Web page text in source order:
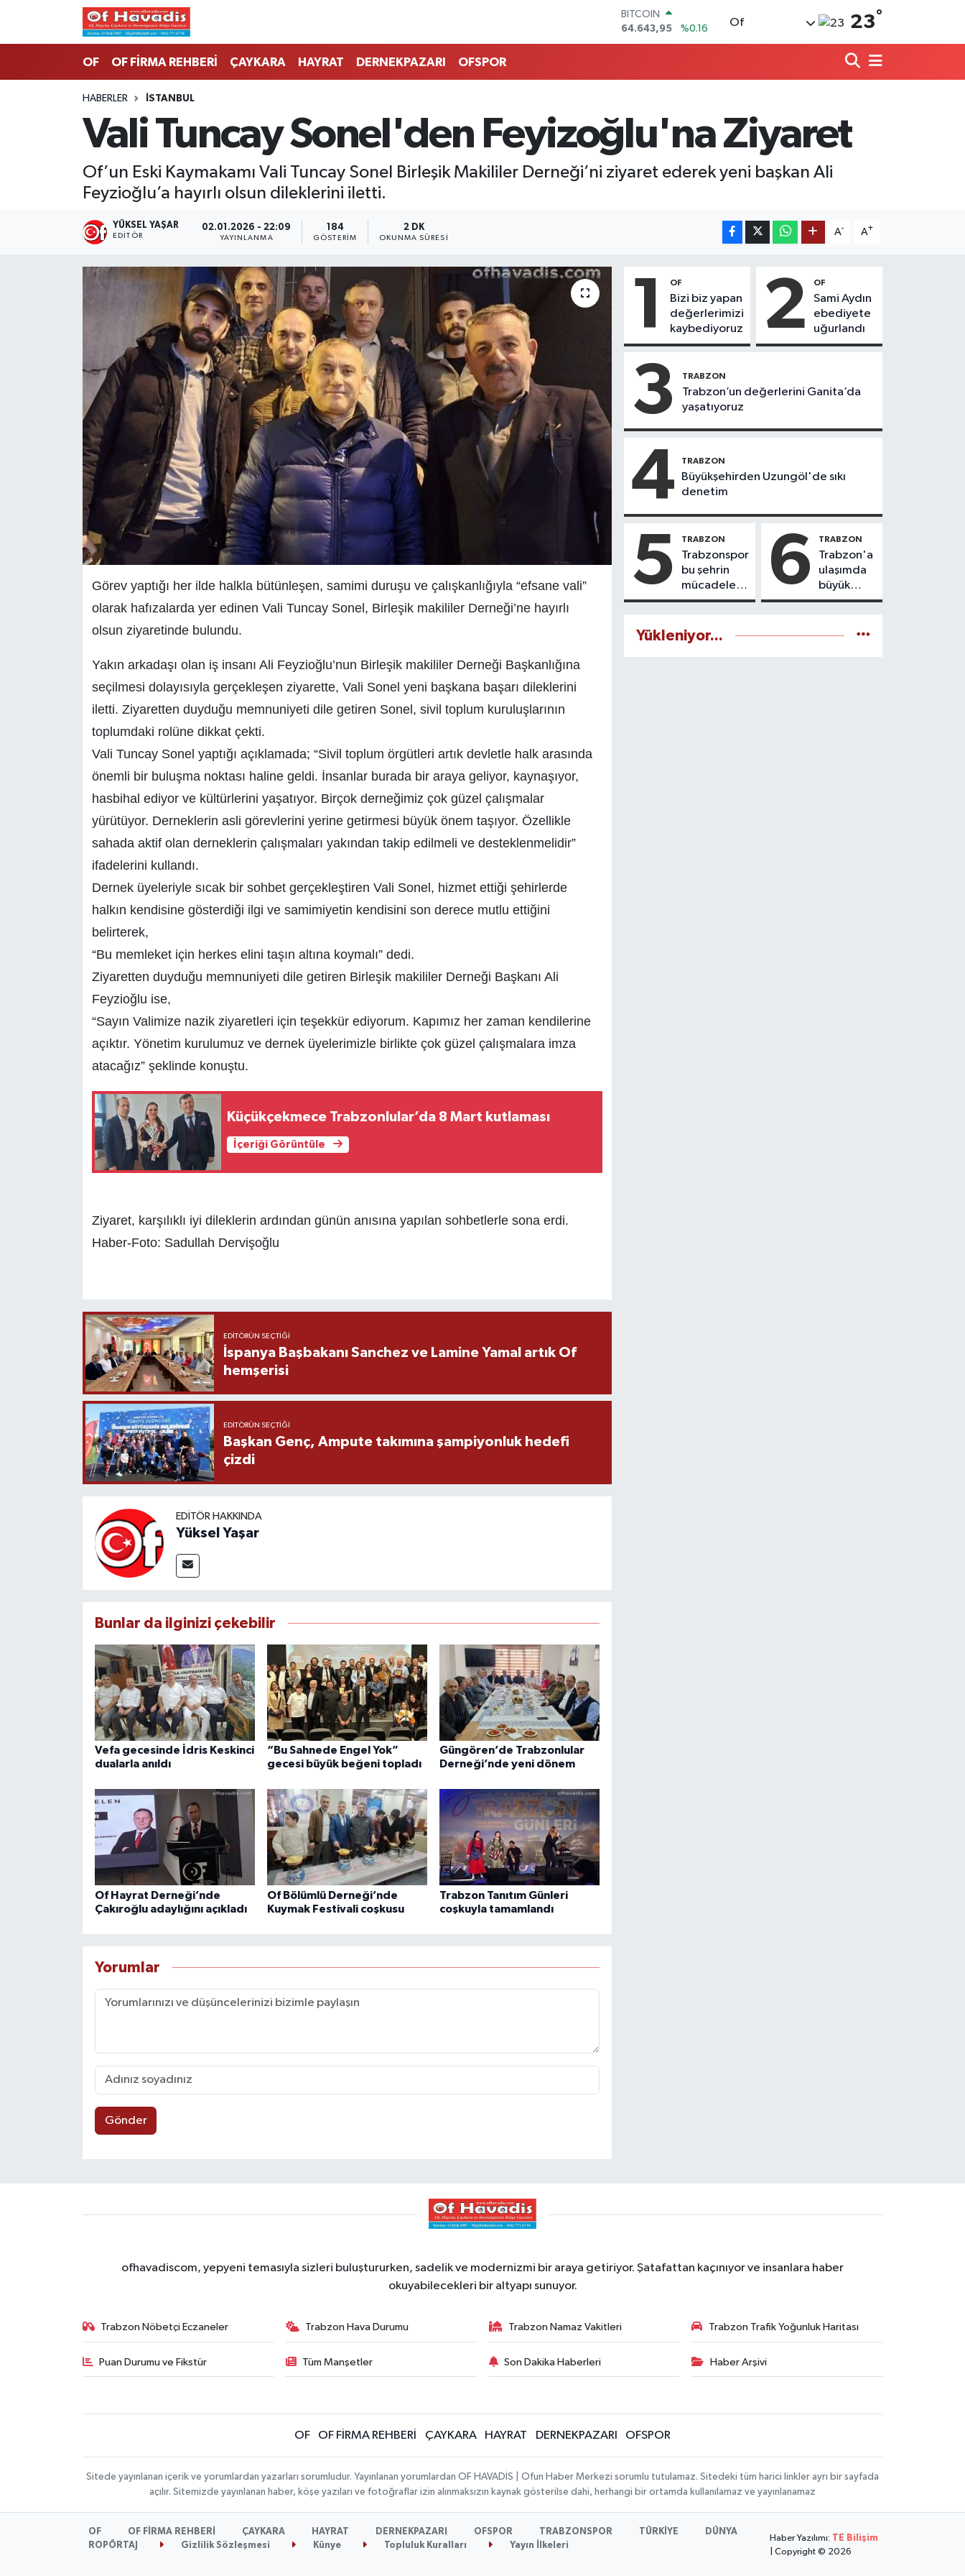
BITCOIN
64.643,95
%0.16
55,0406
%-0.08
GRAM ALTIN
6500.87
%0.12
13.799
%70
Of 23°
OF OF FİRMA REHBERİ ÇAYKARA HAYRAT DERNEKPAZARI OFSPOR
HABERLER İSTANBUL
Vali Tuncay Sonel'den Feyizoğlu'na Ziyaret
Of’un Eski Kaymakamı Vali Tuncay Sonel Birleşik Makililer Derneği’ni ziyaret ederek yeni başkan Ali
Feyzioğlu’a hayırlı olsun dileklerini iletti.
YÜKSEL YAŞAR
EDITÖR
02.01.2026 - 22:09
YAYINLANMA
184
GÖSTERIM
2 DK
OKUNMA SÜRESI
A- A+
Görev yaptığı her ilde halkla bütünleşen, samimi duruşu ve çalışkanlığıyla “efsane vali”
olarak hafızalarda yer edinen Vali Tuncay Sonel, Birleşik makililer Derneği’ne hayırlı
olsun ziyaretinde bulundu.
Yakın arkadaşı olan iş insanı Ali Feyzioğlu’nun Birleşik makililer Derneği Başkanlığına
seçilmesi dolayısıyla gerçekleşen ziyarette, Vali Sonel yeni başkana başarı dileklerini
iletti. Ziyaretten duyduğu memnuniyeti dile getiren Sonel, sivil toplum kuruluşlarının
toplumdaki rolüne dikkat çekti.
Vali Tuncay Sonel yaptığı açıklamada; “Sivil toplum örgütleri artık devletle halk arasında
önemli bir buluşma noktası haline geldi. İnsanlar burada bir araya geliyor, kaynaşıyor,
hasbihal ediyor ve kültürlerini yaşatıyor. Birçok derneğimiz çok güzel çalışmalar
yürütüyor. Derneklerin asli görevlerini yerine getirmesi büyük önem taşıyor. Özellikle
sahada aktif olan derneklerin çalışmaları yakından takip edilmeli ve desteklenmelidir”
ifadelerini kullandı.
Dernek üyeleriyle sıcak bir sohbet gerçekleştiren Vali Sonel, hizmet ettiği şehirlerde
halkın kendisine gösterdiği ilgi ve samimiyetin kendisini son derece mutlu ettiğini
belirterek,
“Bu memleket için herkes elini taşın altına koymalı” dedi.
Ziyaretten duyduğu memnuniyeti dile getiren Birleşik makililer Derneği Başkanı Ali
Feyzioğlu ise,
“Sayın Valimize nazik ziyaretleri için teşekkür ediyorum. Kapımız her zaman kendilerine
açıktır. Yönetim kurulumuz ve dernek üyelerimizle birlikte çok güzel çalışmalara imza
atacağız” şeklinde konuştu.
Küçükçekmece Trabzonlular’da 8 Mart kutlaması
İçeriği Görüntüle
Ziyaret, karşılıklı iyi dileklerin ardından günün anısına yapılan sohbetlerle sona erdi.
Haber-Foto: Sadullah Dervişoğlu
EDITÖRÜN SEÇTIĞI
İspanya Başbakanı Sanchez ve Lamine Yamal artık Of
hemşerisi
EDITÖRÜN SEÇTIĞI
Başkan Genç, Ampute takımına şampiyonluk hedefi
çizdi
EDITÖR HAKKINDA
Yüksel Yaşar
Bunlar da ilginizi çekebilir
Vefa gecesinde İdris Keskinci
dualarla anıldı
“Bu Sahnede Engel Yok”
gecesi büyük beğeni topladı
Güngören’de Trabzonlular
Derneği’nde yeni dönem
Of Hayrat Derneği’nde
Çakıroğlu adaylığını açıkladı
Of Bölümlü Derneği’nde
Kuymak Festivali coşkusu
Trabzon Tanıtım Günleri
coşkuyla tamamlandı
Yorumlar
Gönder
1 OF
Bizi biz yapan
değerlerimizi
kaybediyoruz
2 OF
Sami Aydın
ebediyete
uğurlandı
3 TRABZON
Trabzon’un değerlerini Ganita’da
yaşatıyoruz
4 TRABZON
Büyükşehirden Uzungöl'de sıkı
denetim
5 TRABZON
Trabzonspor
bu şehrin
mücadele
ruhudur
6 TRABZON
Trabzon'a
ulaşımda
büyük
yatırımlar
Yükleniyor...
ofhavadiscom, yepyeni temasıyla sizleri buluştururken, sadelik ve modernizmi bir araya getiriyor. Şatafattan kaçınıyor ve insanlara haber
okuyabilecekleri bir altyapı sunuyor.
Trabzon Nöbetçi Eczaneler Trabzon Hava Durumu Trabzon Namaz Vakitleri Trabzon Trafik Yoğunluk Haritası
Puan Durumu ve Fikstür Tüm Manşetler Son Dakika Haberleri Haber Arşivi
OF OF FİRMA REHBERİ ÇAYKARA HAYRAT DERNEKPAZARI OFSPOR
Sitede yayınlanan içerik ve yorumlardan yazarları sorumludur. Yayınlanan yorumlardan OF HAVADİS | Ofun Haber Merkezi sorumlu tutulamaz. Sitedeki tüm harici linkler ayrı bir sayfada
açılır. Sitemizde yayınlanan haber, köşe yazıları ve fotoğraflar izin alınmaksızın kaynak gösterilse dahi, herhangi bir ortamda kullanılamaz ve yayınlanamaz
OF OF FİRMA REHBERİ ÇAYKARA HAYRAT DERNEKPAZARI OFSPOR TRABZONSPOR TÜRKİYE
DÜNYA
ROPÖRTAJ
Gizlilik Sözleşmesi Künye Topluluk Kuralları Yayın İlkeleri
Haber Yazılımı: TE Bilişim
| Copyright © 2026
Trabzon Nöbetçi Eczaneler
Trabzon Hava Durumu
Trabzon Namaz Vakitleri
Trabzon Trafik Yoğunluk Haritası
Süper Lig Puan Durumu ve Fikstür
Tüm Manşetler
Son Dakika Haberleri